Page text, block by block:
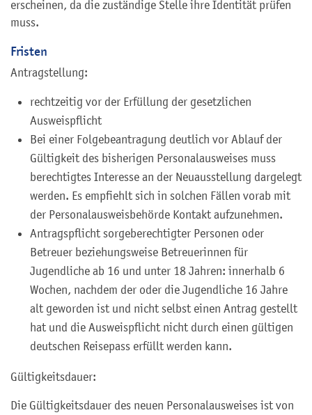
erscheinen, da die zuständige Stelle ihre Identität prüfen
muss.
Fristen
Antragstellung:
rechtzeitig vor der Erfüllung der gesetzlichen
Ausweispflicht
Bei einer Folgebeantragung deutlich vor Ablauf der
Gültigkeit des bisherigen Personalausweises muss
berechtigtes Interesse an der Neuausstellung dargelegt
werden. Es empfiehlt sich in solchen Fällen vorab mit
der Personalausweisbehörde Kontakt aufzunehmen.
Antragspflicht sorgeberechtigter Personen oder
Betreuer beziehungsweise Betreuerinnen für
Jugendliche ab 16 und unter 18 Jahren: innerhalb 6
Wochen, nachdem der oder die Jugendliche 16 Jahre
alt geworden ist und nicht selbst einen Antrag gestellt
hat und die Ausweispflicht nicht durch einen gültigen
deutschen Reisepass erfüllt werden kann.
Gültigkeitsdauer:
Die Gültigkeitsdauer des neuen Personalausweises ist von